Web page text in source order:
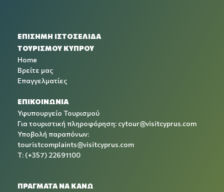
ΕΠΙΣΗΜΗ ΙΣΤΟΣΕΛΙΔΑ
ΤΟΥΡΙΣΜΟΥ ΚΥΠΡΟΥ
Home
Βρείτε μας
Επαγγελματίες
ΕΠΙΚΟΙΝΩΝΙΑ
Υφυπουργείο Τουρισμού
Για τουριστική πληροφόρηση: cytour@visitcyprus.com
Υποβολή παραπόνων:
touristcomplaints@visitcyprus.com
T: (+357) 22691100
ΠΡΑΓΜΑΤΑ ΝΑ ΚΑΝΩ